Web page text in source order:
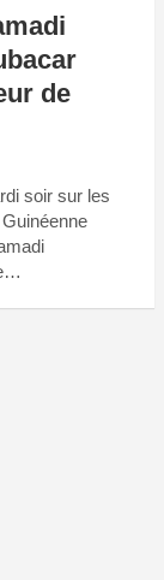
de
soir sur les